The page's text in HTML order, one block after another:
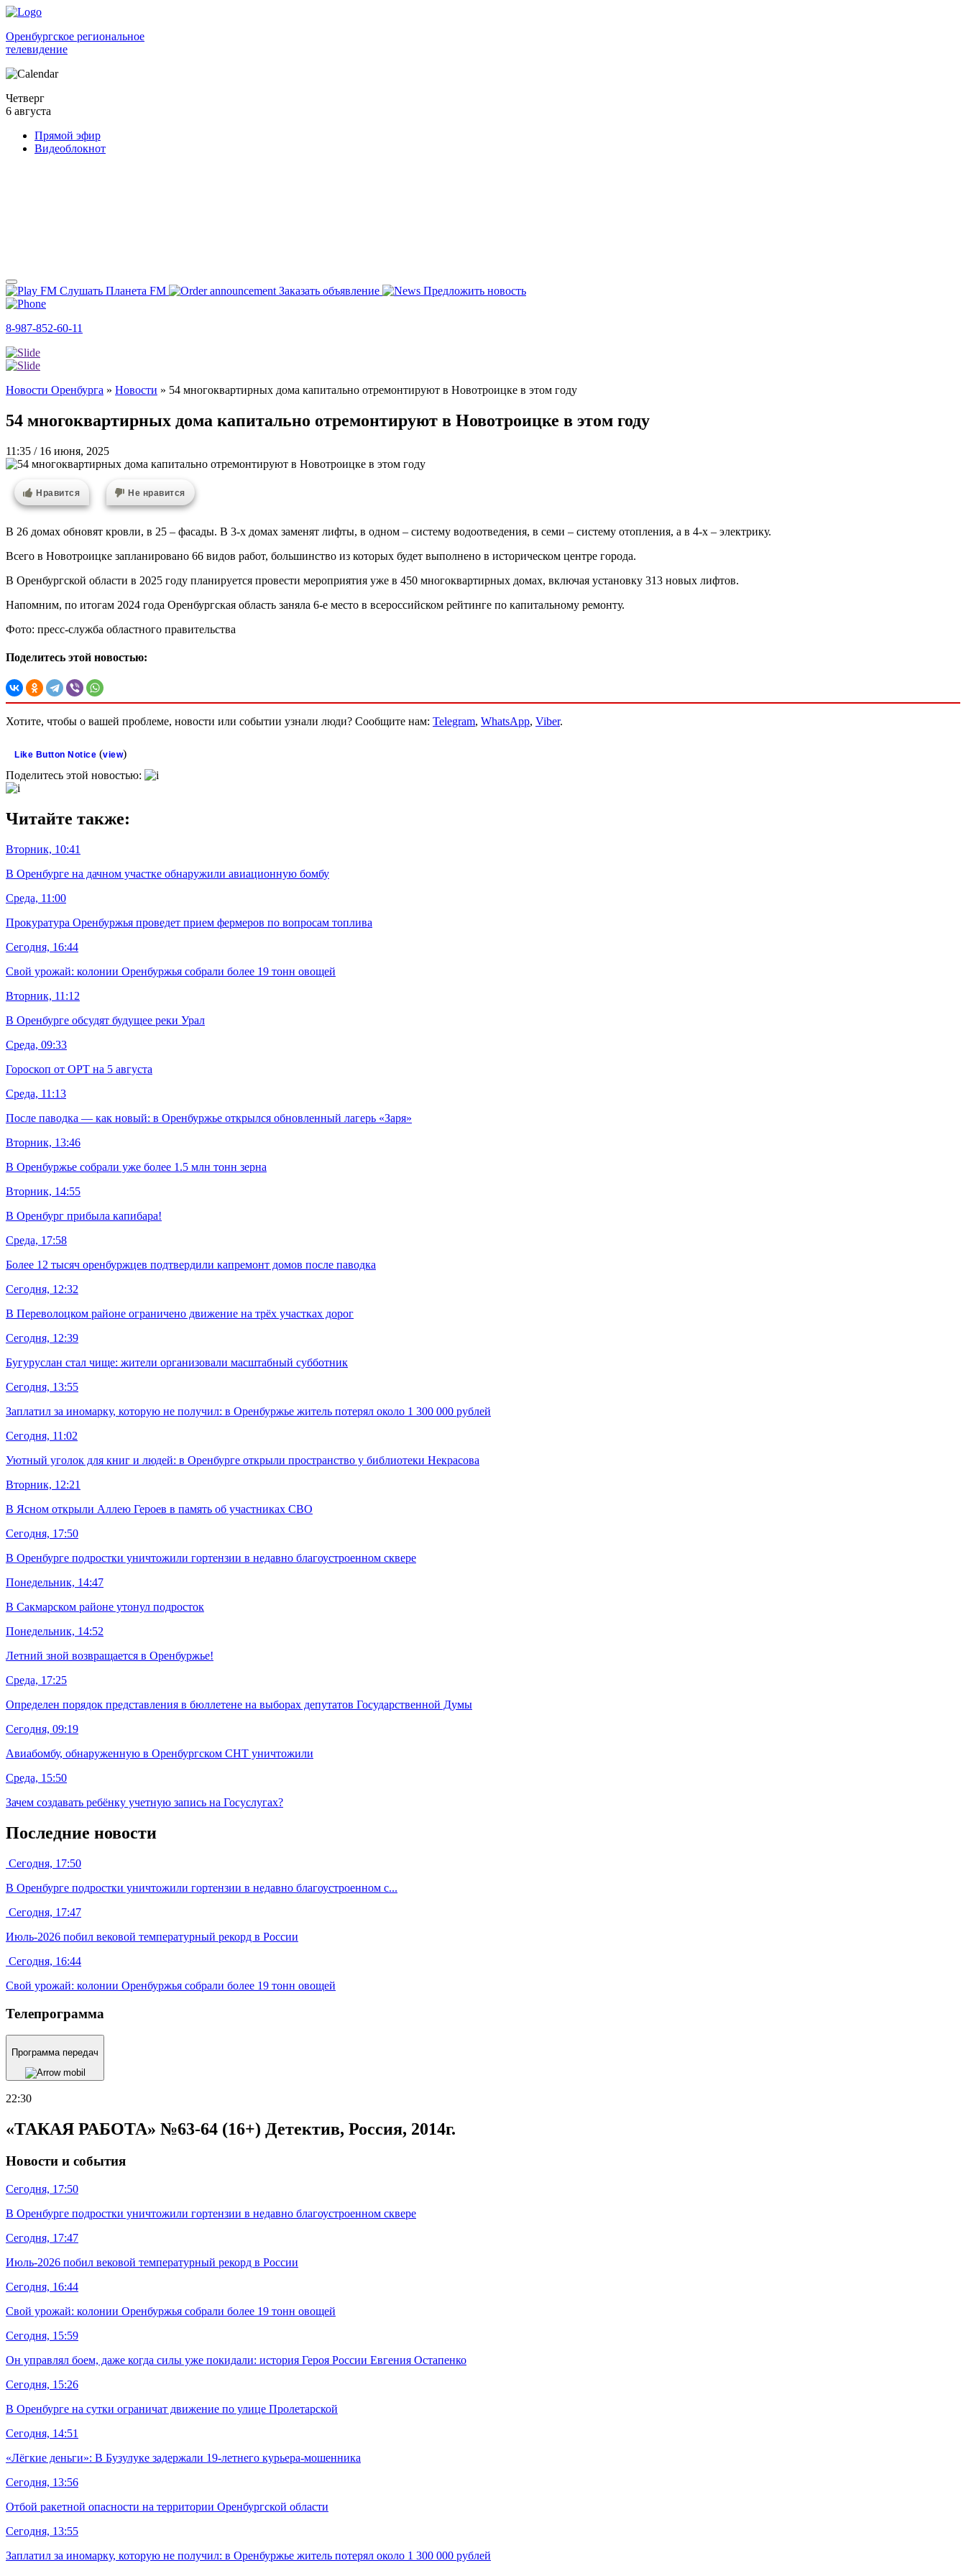
Оренбургское региональное
телевидение
Четверг
6 августа
Прямой эфир
Видеоблокнот
Слушать Планета FM Заказать объявление Предложить новость
8-987-852-60-11
Новости Оренбурга » Новости » 54 многоквартирных дома капитально отремонтируют в Новотроицке в этом году
54 многоквартирных дома капитально отремонтируют в Новотроицке в этом году
11:35 / 16 июня, 2025
Нравится Не нравится
В 26 домах обновят кровли, в 25 – фасады. В 3-х домах заменят лифты, в одном – систему водоотведения, в семи – систему отопления, а в 4-х – электрику.
Всего в Новотроицке запланировано 66 видов работ, большинство из которых будет выполнено в историческом центре города.
В Оренбургской области в 2025 году планируется провести мероприятия уже в 450 многоквартирных домах, включая установку 313 новых лифтов.
Напомним, по итогам 2024 года Оренбургская область заняла 6-е место в всероссийском рейтинге по капитальному ремонту.
Фото: пресс-служба областного правительства
Поделитесь этой новостью:
Хотите, чтобы о вашей проблеме, новости или событии узнали люди? Сообщите нам: Telegram, WhatsApp, Viber.
Like Button Notice (view)
Поделитесь этой новостью:
Читайте также:
Вторник, 10:41
В Оренбурге на дачном участке обнаружили авиационную бомбу
Среда, 11:00
Прокуратура Оренбуржья проведет прием фермеров по вопросам топлива
Сегодня, 16:44
Свой урожай: колонии Оренбуржья собрали более 19 тонн овощей
Вторник, 11:12
В Оренбурге обсудят будущее реки Урал
Среда, 09:33
Гороскоп от ОРТ на 5 августа
Среда, 11:13
После паводка — как новый: в Оренбуржье открылся обновленный лагерь «Заря»
Вторник, 13:46
В Оренбуржье собрали уже более 1.5 млн тонн зерна
Вторник, 14:55
В Оренбург прибыла капибара!
Среда, 17:58
Более 12 тысяч оренбуржцев подтвердили капремонт домов после паводка
Сегодня, 12:32
В Переволоцком районе ограничено движение на трёх участках дорог
Сегодня, 12:39
Бугуруслан стал чище: жители организовали масштабный субботник
Сегодня, 13:55
Заплатил за иномарку, которую не получил: в Оренбуржье житель потерял около 1 300 000 рублей
Сегодня, 11:02
Уютный уголок для книг и людей: в Оренбурге открыли пространство у библиотеки Некрасова
Вторник, 12:21
В Ясном открыли Аллею Героев в память об участниках СВО
Сегодня, 17:50
В Оренбурге подростки уничтожили гортензии в недавно благоустроенном сквере
Понедельник, 14:47
В Сакмарском районе утонул подросток
Понедельник, 14:52
Летний зной возвращается в Оренбуржье!
Среда, 17:25
Определен порядок представления в бюллетене на выборах депутатов Государственной Думы
Сегодня, 09:19
Авиабомбу, обнаруженную в Оренбургском СНТ уничтожили
Среда, 15:50
Зачем создавать ребёнку учетную запись на Госуслугах?
Последние новости
Сегодня, 17:50
В Оренбурге подростки уничтожили гортензии в недавно благоустроенном с...
Сегодня, 17:47
Июль-2026 побил вековой температурный рекорд в России
Сегодня, 16:44
Свой урожай: колонии Оренбуржья собрали более 19 тонн овощей
Телепрограмма
Программа передач
22:30
«ТАКАЯ РАБОТА» №63-64 (16+) Детектив, Россия, 2014г.
Новости и события
Сегодня, 17:50
В Оренбурге подростки уничтожили гортензии в недавно благоустроенном сквере
Сегодня, 17:47
Июль-2026 побил вековой температурный рекорд в России
Сегодня, 16:44
Свой урожай: колонии Оренбуржья собрали более 19 тонн овощей
Сегодня, 15:59
Он управлял боем, даже когда силы уже покидали: история Героя России Евгения Остапенко
Сегодня, 15:26
В Оренбурге на сутки ограничат движение по улице Пролетарской
Сегодня, 14:51
«Лёгкие деньги»: В Бузулуке задержали 19-летнего курьера-мошенника
Сегодня, 13:56
Отбой ракетной опасности на территории Оренбургской области
Сегодня, 13:55
Заплатил за иномарку, которую не получил: в Оренбуржье житель потерял около 1 300 000 рублей